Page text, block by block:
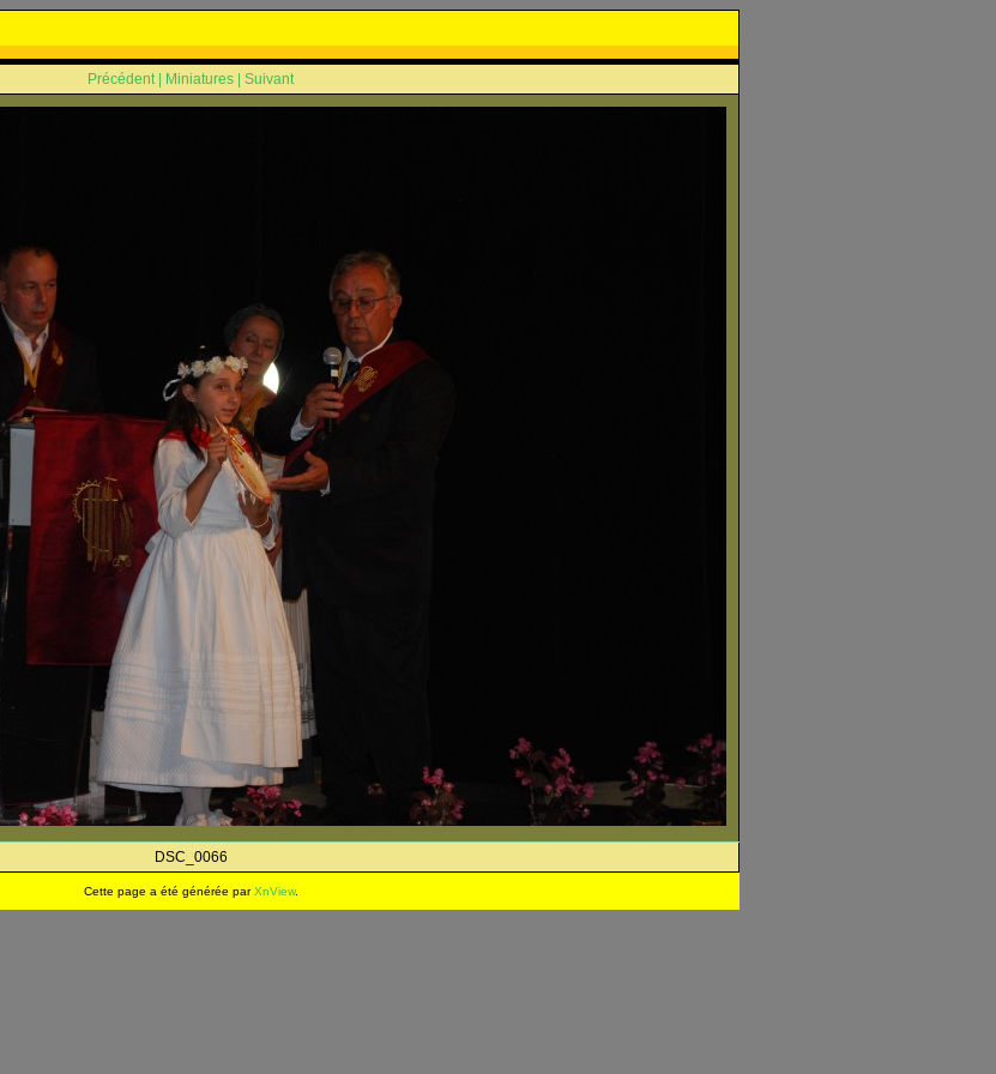
Précédent| Miniatures Suivant
DSC_0066
Cette page a été générée parXnView.